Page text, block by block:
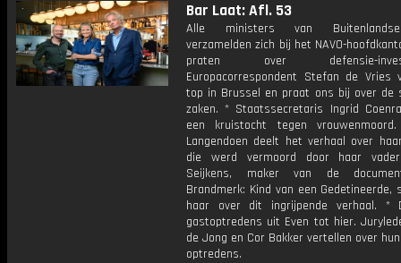
Bar Laat: Afl. 53
Alle ministers van
verzamelden zich bij het NAVO-
praten over defensie-
Europacorrespondent Stefan de Vries
top in Brussel en praat ons bij over de
zaken. * Staatssecretaris Ingrid
een kruistocht tegen vrouwenmoord.
Langendoen deelt het verhaal over
die werd vermoord door haar
Seijkens, maker van de
Brandmerk: Kind van een Gedetineerde,
haar over dit ingrijpende verhaal. *
gastoptredens uit Even tot hier.
de Jong en Cor Bakker vertellen over
optredens.